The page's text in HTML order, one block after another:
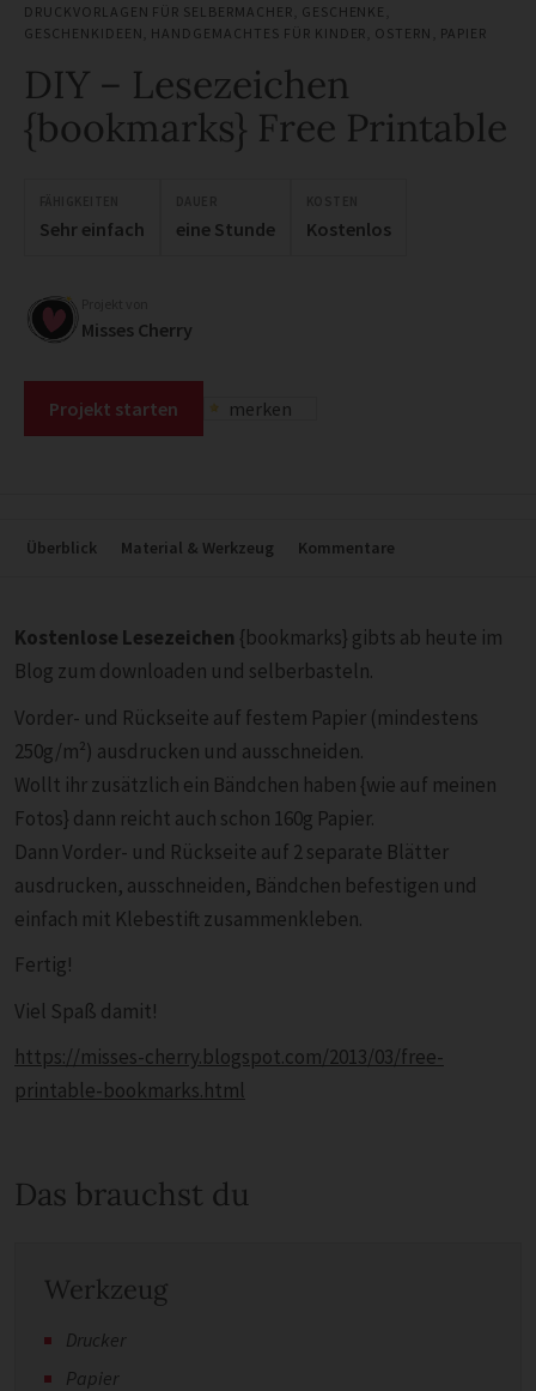
DRUCKVORLAGEN FÜR SELBERMACHER GESCHENKE
GESCHENKIDEEN HANDGEMACHTES FÜR KINDER OSTERN PAPIER
DIY – Lesezeichen
{bookmarks} Free Printable
Sehr einfach eine Stunde Kostenlos
Misses Cherry
Projekt starten merken
Überblick Material & Werkzeug Kommentare
Kostenlose Lesezeichen {bookmarks} gibts ab heute im
Blog zum downloaden und selberbasteln.
Vorder- und Rückseite auf festem Papier (mindestens
250g/m²) ausdrucken und ausschneiden.
Wollt ihr zusätzlich ein Bändchen haben {wie auf meinen
Fotos} dann reicht auch schon 160g Papier.
Dann Vorder- und Rückseite auf 2 separate Blätter
ausdrucken, ausschneiden, Bändchen befestigen und
einfach mit Klebestift zusammenkleben.
Fertig!
Viel Spaß damit!
https://misses-cherry.blogspot.com/2013/03/free-
printable-bookmarks.html
Das brauchst du
Werkzeug
Drucker
Papier